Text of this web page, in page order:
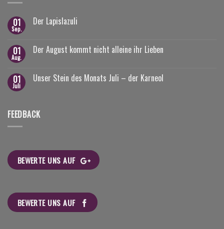
01
Sep.
Der Lapislazuli
01
Aug.
Der August kommt nicht alleine ihr Lieben
01
Juli
Unser Stein des Monats Juli – der Karneol
FEEDBACK
BEWERTE UNS AUF
BEWERTE UNS AUF